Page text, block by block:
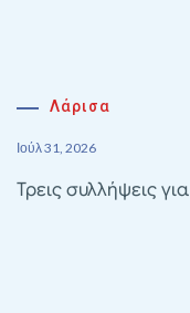
Λάρισα
Ιούλ 31, 2026
Τρεις συλλήψεις